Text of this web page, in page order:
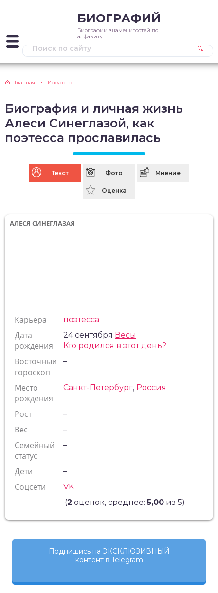
БИОГРАФИЙ
Биографии знаменитостей по
алфавиту
Главная Искусство
Биография и личная жизнь
Алеси Синеглазой, как
поэтесса прославилась
Текст Фото Мнение
Оценка
АЛЕСЯ СИНЕГЛАЗАЯ
Карьера поэтесса
Дата
рождения
24 сентября Весы
Кто родился в этот день?
Восточный
гороскоп
–
Место
рождения
Санкт-Петербург, Россия
Рост –
Вес –
Семейный
статус
–
Дети –
Соцсети
VK
(2 оценок, среднее:5,00из 5)
Подпишись на ЭКСКЛЮЗИВНЫЙ
контент в Telegram